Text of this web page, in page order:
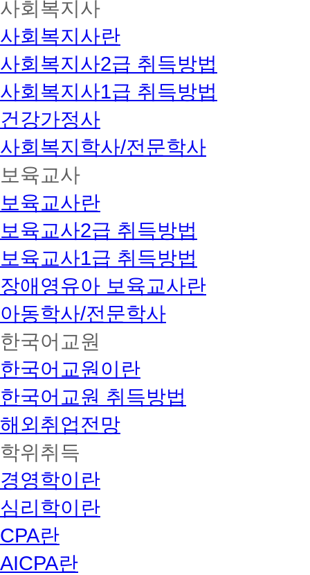
사회복지사
사회복지사란
사회복지사2급 취득방법
사회복지사1급 취득방법
건강가정사
사회복지학사/전문학사
보육교사
보육교사란
보육교사2급 취득방법
보육교사1급 취득방법
장애영유아 보육교사란
아동학사/전문학사
한국어교원
한국어교원이란
한국어교원 취득방법
해외취업전망
학위취득
경영학이란
심리학이란
CPA란
AICPA란